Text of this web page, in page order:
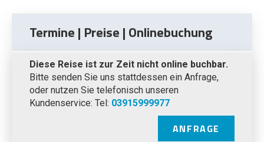
Termine | Preise | Onlinebuchung
Diese Reise ist zur Zeit nicht online buchbar.
Bitte senden Sie uns stattdessen ein Anfrage,
oder nutzen Sie telefonisch unseren
Kundenservice: Tel: 03915999977
ANFRAGE